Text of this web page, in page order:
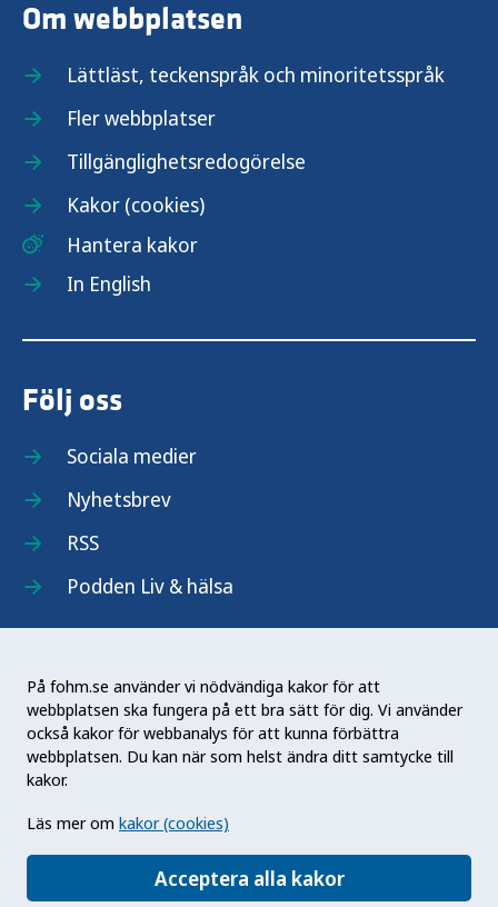
På fohm.se använder vi nödvändiga kakor för att
webbplatsen ska fungera på ett bra sätt för dig. Vi använder
också kakor för webbanalys för att kunna förbättra
webbplatsen. Du kan när som helst ändra ditt samtycke till
kakor.
Läs mer om kakor (cookies)
Acceptera alla kakor
Om webbplatsen
Lättläst, teckenspråk och minoritetsspråk
Fler webbplatser
Tillgänglighetsredogörelse
Kakor (cookies)
Hantera kakor
In English
Följ oss
Sociala medier
Nyhetsbrev
RSS
Podden Liv & hälsa
Folkhälsomyndigheten (Fohm) är en nationell
kunskapsmyndighet som arbetar för en bättre
folkhälsa. Det gör myndigheten genom att
främja hälsa, förebygga ohälsa och skydda mot
hälsohot. Vår vision är en folkhälsa som stärker
samhällets utveckling.